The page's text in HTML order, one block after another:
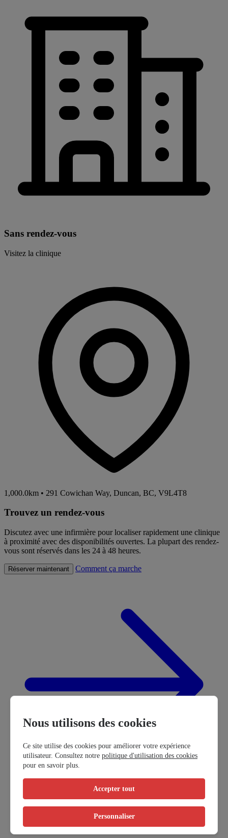
Sans rendez-vous
Visitez la clinique
1,000.0km • 291 Cowichan Way, Duncan, BC, V9L4T8
Trouvez un rendez-vous
Discutez avec une infirmière pour localiser rapidement une clinique
à proximité avec des disponibilités ouvertes. La plupart des rendez-
vous sont réservés dans les 24 à 48 heures.
Réserver maintenant Comment ça marche
Nous utilisons des cookies
Ce site utilise des cookies pour améliorer votre expérience
utilisateur. Consultez notre politique d'utilisation des cookies
pour en savoir plus.
Accepter tout
Personnaliser